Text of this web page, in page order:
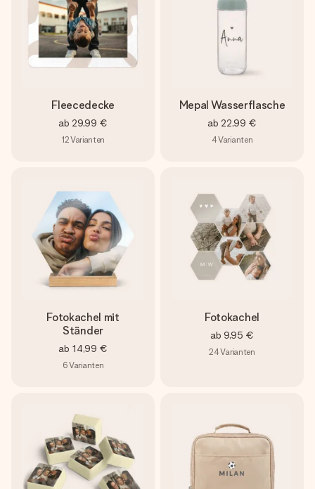
Fleecedecke
ab 29,99 €
12Varianten
Mepal Wasserflasche
ab 22,99 €
4Varianten
Fotokachel mit
Ständer
ab 14,99 €
6Varianten
Fotokachel
ab 9,95 €
24Varianten